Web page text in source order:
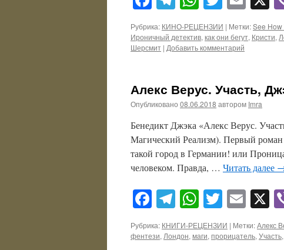
Рубрика: КИНО-РЕЦЕНЗИИ | Метки:See How
Ироничный детектив, как они бегут, Кристи,
Шерсмит | Добавить комментарий
Алекс Верус. Участь,
Опубликовано 08.06.2018 автором Imra
Бенедикт Джэка «Алекс Верус.
Магический Реализм). Первый
такой город в Германии! или
человеком. Правда, … Читать далее
Facebook
Telegram
WhatsApp
TwitterX
Рубрика: КНИГИ-РЕЦЕНЗИИ | Метки:Алекс
фентези, Лондон, маги, прорицатель, Участь,